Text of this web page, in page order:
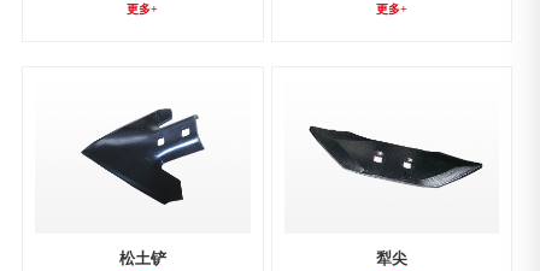
更多+ 更多+
松土铲 犁尖